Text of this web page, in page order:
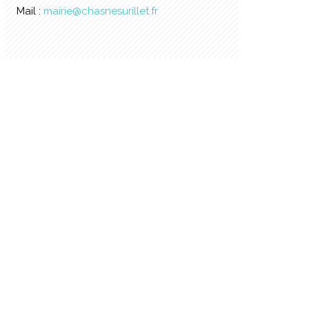
Mail : mairie@chasnesurillet.fr